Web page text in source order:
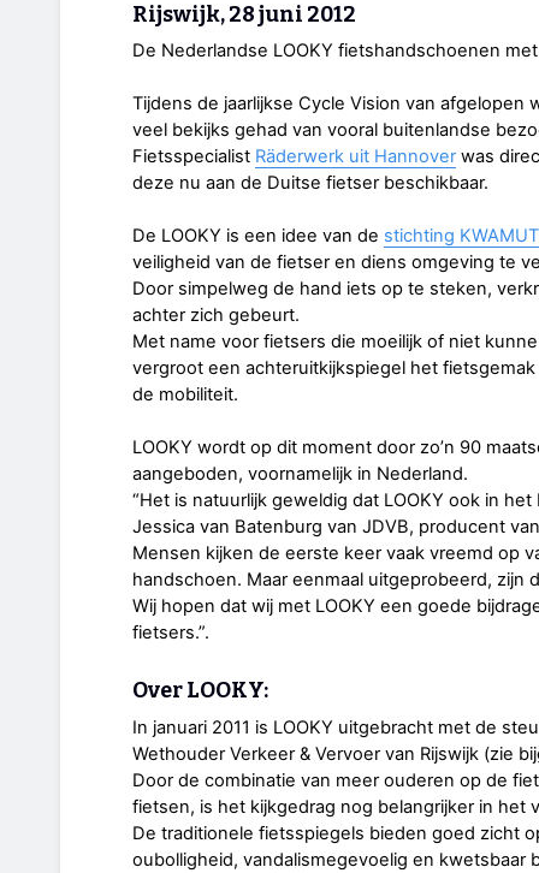
Rijswijk, 28 juni 2012
De Nederlandse LOOKY fietshandschoenen
Tijdens de jaarlijkse Cycle Vision van afgelopen
veel bekijks gehad van vooral buitenlandse
Fietsspecialist Räderwerk uit Hannover was
deze nu aan de Duitse fietser beschikbaar.
De LOOKY is een idee van de stichting
veiligheid van de fietser en diens omgeving te
Door simpelweg de hand iets op te steken,
achter zich gebeurt.
Met name voor fietsers die moeilijk of niet
vergroot een achteruitkijkspiegel het
de mobiliteit.
LOOKY wordt op dit moment door zo’n 90
aangeboden, voornamelijk in Nederland.
“Het is natuurlijk geweldig dat LOOKY ook in
Jessica van Batenburg van JDVB, producent
Mensen kijken de eerste keer vaak vreemd op
handschoen. Maar eenmaal uitgeprobeerd, zijn
Wij hopen dat wij met LOOKY een goede
fietsers.”.
Over LOOKY:
In januari 2011 is LOOKY uitgebracht met de
Wethouder Verkeer & Vervoer van Rijswijk (zie
Door de combinatie van meer ouderen op de
fietsen, is het kijkgedrag nog belangrijker in het
De traditionele fietsspiegels bieden goed zicht
oubolligheid, vandalismegevoelig en kwetsbaar